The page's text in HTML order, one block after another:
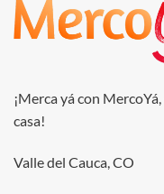
¡Merca yá con
casa!
Valle del Cauca, CO